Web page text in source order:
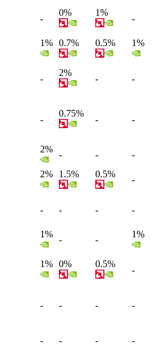
-
0% 1%
-
1% 0.7% 0.5% 1%
-
2%
- -
-
0.75%
- -
2%
- - -
2% 1.5% 0.5%
-
- - - -
1%
- -
1%
1% 0% 0.5%
-
- - - -
- - - -